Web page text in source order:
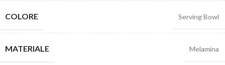
COLORE Serving Bowl
MATERIALE Melamina